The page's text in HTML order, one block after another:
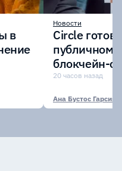
в
Новости
Circle
публичному
блокчейн-
участии
20 часов назад
Ана Бустос Гарсия